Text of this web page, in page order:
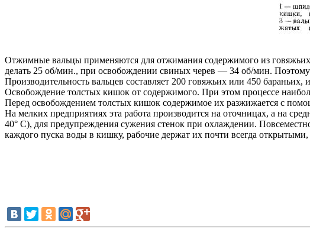
Отжимные вальцы применяются для отжимания содержимого из
делать 25 об/мин., при освобождении свиных черев — 34 об/мин. Поэтому
Производительность вальцев составляет 200 говяжьих или 450
Освобождение толстых кишок от содержимого. При этом процессе
Перед освобождением толстых кишок содержимое их разжижается с
На мелких предприятиях эта работа производится на оточницах, а на
40° С), для предупреждения сужения стенок при охлаждении.
каждого пуска воды в кишку, рабочие держат их почти всегда